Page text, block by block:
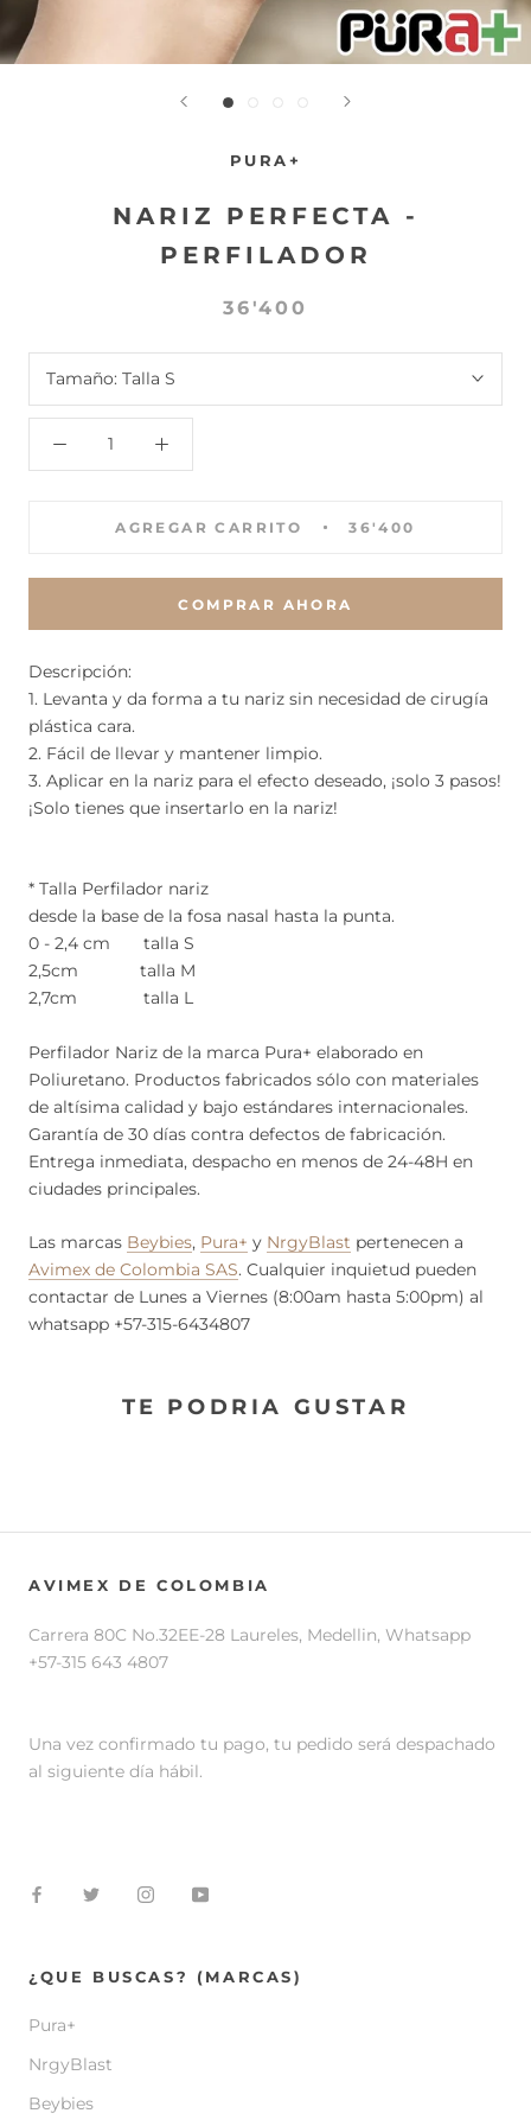
PURA+
NARIZ PERFECTA -
PERFILADOR
36'400
Tamaño: Talla S
AGREGAR CARRITO 36'400
COMPRAR AHORA
Descripción:
1. Levanta y da forma a tu nariz sin necesidad de cirugía
plástica cara.
2. Fácil de llevar y mantener limpio.
3. Aplicar en la nariz para el efecto deseado, ¡solo 3 pasos!
¡Solo tienes que insertarlo en la nariz!
* Talla Perfilador nariz
desde la base de la fosa nasal hasta la punta.
0 - 2,4 cm talla S
2,5cm talla M
2,7cm talla L
Perfilador Nariz de la marca Pura+ elaborado en
Poliuretano. Productos fabricados sólo con materiales
de altísima calidad y bajo estándares internacionales.
Garantía de 30 días contra defectos de fabricación.
Entrega inmediata, despacho en menos de 24-48H en
ciudades principales.
Las marcas Beybies, Pura+ y NrgyBlast pertenecen a
Avimex de Colombia SAS. Cualquier inquietud pueden
contactar de Lunes a Viernes (8:00am hasta 5:00pm) al
whatsapp +57-315-6434807
TE PODRIA GUSTAR
AVIMEX DE COLOMBIA
Carrera 80C No.32EE-28 Laureles, Medellin, Whatsapp
+57-315 643 4807
Una vez confirmado tu pago, tu pedido será despachado
al siguiente día hábil.
¿QUE BUSCAS? (MARCAS)
Pura+
NrgyBlast
Beybies